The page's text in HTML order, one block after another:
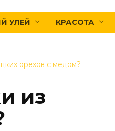
УЛЕЙ КРАСОТА
орехов с медом?
из